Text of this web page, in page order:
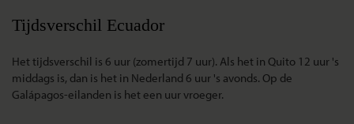
Tijdsverschil Ecuador
Het tijdsverschil is 6 uur (zomertijd 7 uur). Als het in Quito 12 uur 's
middags is, dan is het in Nederland 6 uur 's avonds. Op de
Galápagos-eilanden is het een uur vroeger.